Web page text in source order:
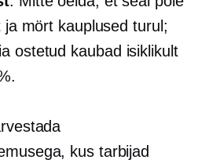
ja mört kauplused turul;
ostetud kaubad isiklikult
kus tarbijad